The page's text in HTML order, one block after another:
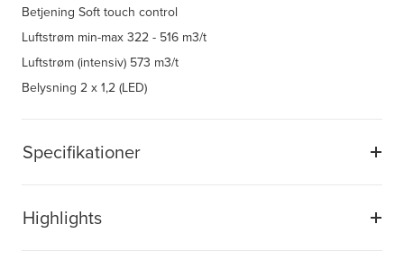
Specifikationer
Highlights
Betjening Soft touch control
Luftstrøm min-max322 - 516 m3/t
Luftstrøm (intensiv) 573 m3/t
Belysning 2 x 1,2 (LED)